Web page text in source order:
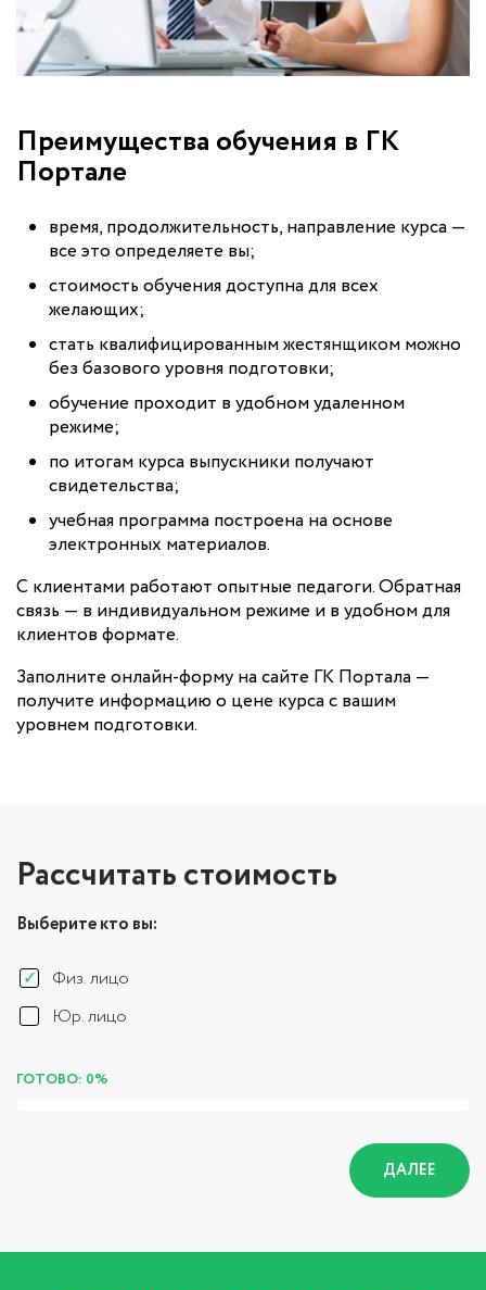
Преимущества обучения в ГК
Портале
время, продолжительность, направление курса —
все это определяете вы;
стоимость обучения доступна для всех
желающих;
стать квалифицированным жестянщиком можно
без базового уровня подготовки;
обучение проходит в удобном удаленном
режиме;
по итогам курса выпускники получают
свидетельства;
учебная программа построена на основе
электронных материалов.
С клиентами работают опытные педагоги. Обратная
связь — в индивидуальном режиме и в удобном для
клиентов формате.
Заполните онлайн-форму на сайте ГК Портала —
получите информацию о цене курса с вашим
уровнем подготовки.
Рассчитать стоимость
Выберите кто вы:
Физ. лицо
Юр. лицо
ГОТОВО: 0%
ДАЛЕЕ